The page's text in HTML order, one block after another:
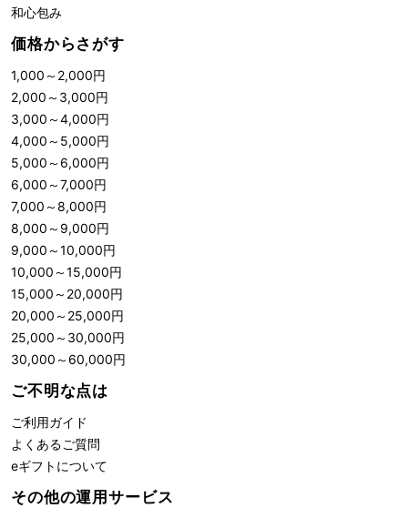
和心包み
価格からさがす
1,000 ～ 2,000円
2,000 ～ 3,000円
3,000 ～4,000円
4,000 ～ 5,000円
5,000 ～ 6,000円
6,000 ～7,000円
7,000 ～8,000円
8,000 ～ 9,000円
9,000 ～10,000円
10,000 ～15,000円
15,000 ～ 20,000円
20,000 ～ 25,000円
25,000 ～ 30,000円
30,000 ～ 60,000円
ご不明な点は
ご利用ガイド
よくあるご質問
eギフトについて
その他の運用サービス